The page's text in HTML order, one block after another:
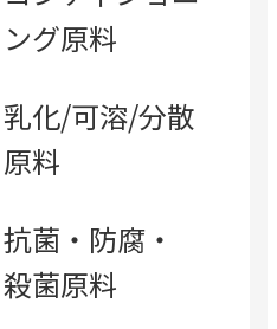
ング原料
乳化/可溶/分散
原料
抗菌・防腐・
殺菌原料